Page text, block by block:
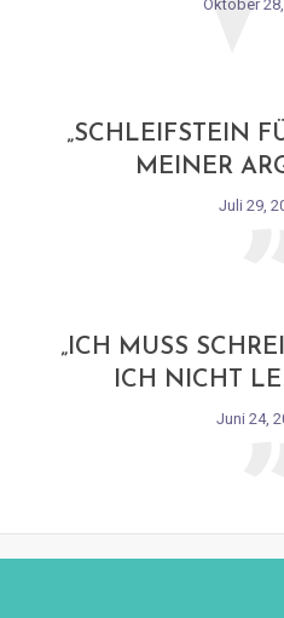
Oktober
„SCHLEIFSTEIN
MEINER
Juli 29,
„ICH MUSS
ICH NICHT
Juni 24,